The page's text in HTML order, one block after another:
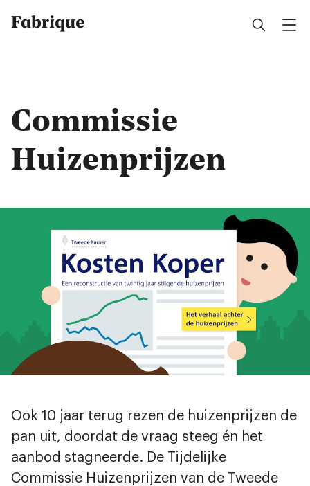
Fabrique
Commissie
Huizenprijzen
Ook 10 jaar terug rezen de huizenprijzen de
pan uit, doordat de vraag steeg én het
aanbod stagneerde. De Tijdelijke
Commissie Huizenprijzen van de Tweede